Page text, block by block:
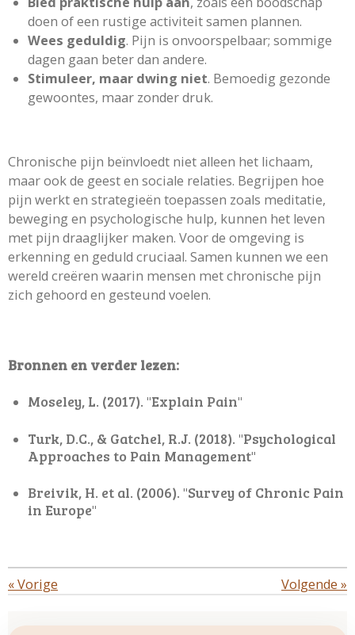
doen of een rustige activiteit samen plannen.
Wees geduldig. Pijn is onvoorspelbaar; sommige
dagen gaan beter dan andere.
Stimuleer, maar dwing niet. Bemoedig gezonde
gewoontes, maar zonder druk.
Chronische pijn beïnvloedt niet alleen het lichaam,
maar ook de geest en sociale relaties. Begrijpen hoe
pijn werkt en strategieën toepassen zoals meditatie,
beweging en psychologische hulp, kunnen het leven
met pijn draaglijker maken. Voor de omgeving is
erkenning en geduld cruciaal. Samen kunnen we een
wereld creëren waarin mensen met chronische pijn
zich gehoord en gesteund voelen.
Bronnen en verder lezen:
Moseley, L. (2017). "Explain Pain"
Turk, D.C., & Gatchel, R.J. (2018). "Psychological
Approaches to Pain Management"
Breivik, H. et al. (2006). "Survey of Chronic Pain
in Europe"
«Vorige Volgende »